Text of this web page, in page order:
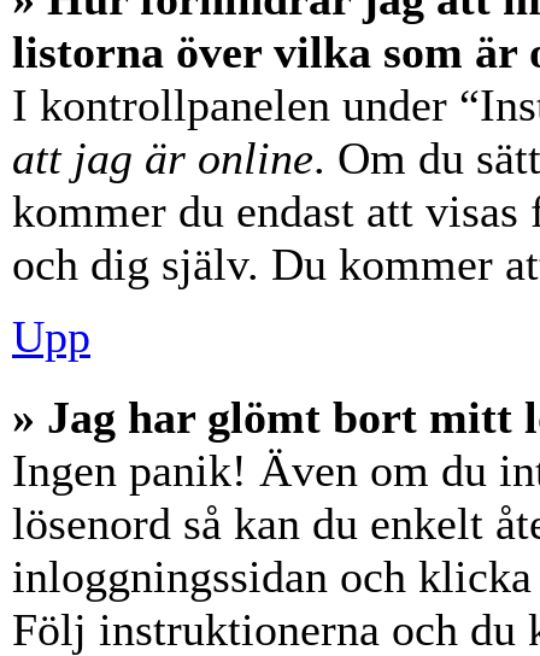
listorna över vilka som är
I kontrollpanelen under
att jag är online. Om du
kommer du endast att
och dig själv. Du kommer
Upp
» Jag har glömt bort mitt
Ingen panik! Även om du
lösenord så kan du enkelt
inloggningssidan och
Följ instruktionerna och du